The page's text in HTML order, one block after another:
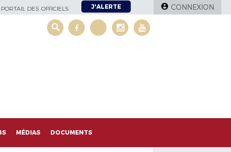
PORTAIL DES OFFICIELS J'ALERTE CONNEXION
MÉDIAS DOCUMENTS